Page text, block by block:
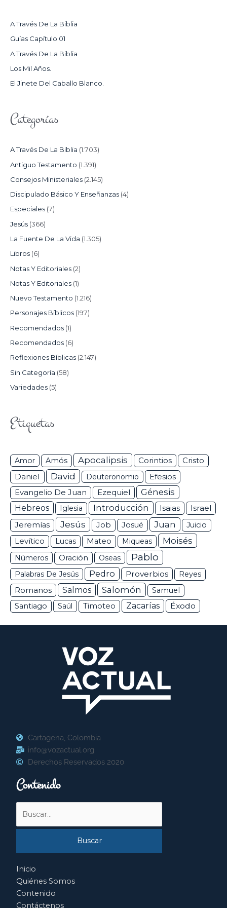
R
:
A Través De La Biblia
Guías Capítulo 01
A Través De La Biblia
Los Mil Años.
El Jinete Del Caballo Blanco.
Categorías
A Través De La Biblia (1.703)
Antiguo Testamento (1.391)
Consejos Ministeriales (2.145)
Discipulado Básico Y Enseñanzas (4)
Especiales (7)
Jesús (366)
La Fuente De La Vida (1.305)
Libros (6)
Notas Y Editoriales (2)
Notas Y Editoriales (1)
Nuevo Testamento (1.216)
Personajes Bíblicos (197)
Recomendados (1)
Recomendados (6)
Reflexiones Bíblicas (2.147)
Sin Categoría (58)
Variedades (5)
Etiquetas
Amor Amós Apocalipsis Corintios Cristo
Daniel David Deuteronomio Efesios
Evangelio De Juan Ezequiel
Génesis
Hebreos
Iglesia Introducción Isaias Israel
Jeremías Jesús Job Josué Juan
Juicio
Levítico
Lucas Mateo Miqueas Moisés
Números Oración Oseas Pablo
Palabras De Jesús Pedro Proverbios Reyes
Romanos Salmos Salomón
Samuel
Santiago
Saúl Timoteo Zacarías Éxodo
Cartagena, Colombia
info@vozactual.org
Derechos Reservados 2020
Contenido
por:
Inicio
Quiénes Somos
Contenido
Contáctenos